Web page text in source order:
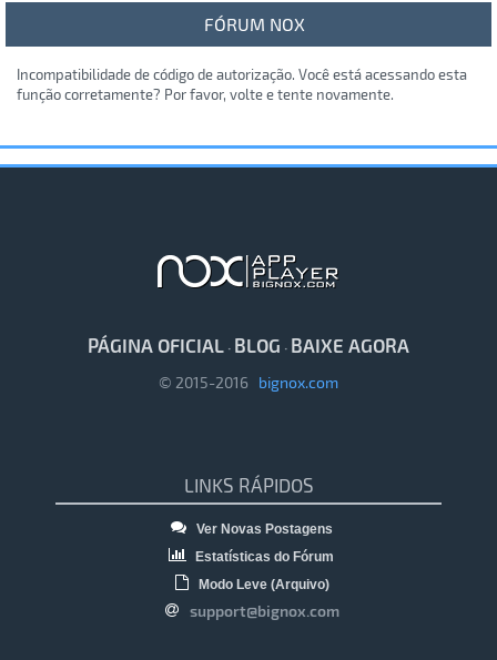
FÓRUM NOX
Incompatibilidade de código de autorização. Você está acessando esta
função corretamente? Por favor, volte e tente novamente.
PÁGINA OFICIAL · BLOG · BAIXE AGORA
© 2015-2016 bignox.com
LINKS RÁPIDOS
Ver Novas Postagens
Estatísticas do Fórum
Modo Leve (Arquivo)
support@bignox.com